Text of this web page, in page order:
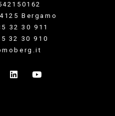
Bergamo
32 30 911
32 30 910